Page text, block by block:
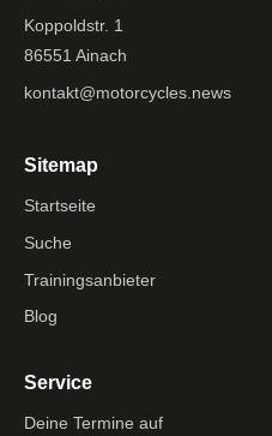
Koppoldstr. 1
86551 Ainach
kontakt@motorcycles.news
Sitemap
Startseite
Suche
Trainingsanbieter
Blog
Service
Deine Termine auf